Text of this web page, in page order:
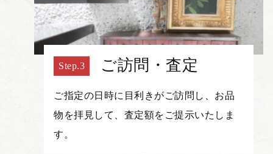
ご訪問・査定
ご指定の日時に目利きがご訪問し、お品
物を拝見して、査定額をご提示いたしま
す。